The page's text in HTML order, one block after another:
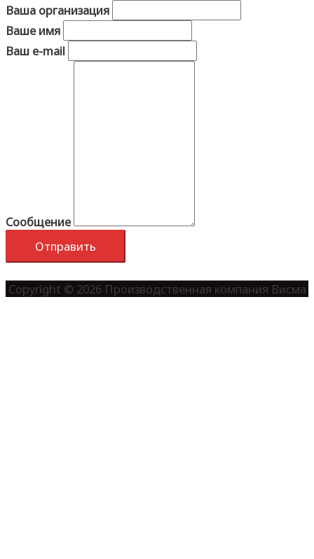
Ваша организация
Ваше имя
Ваш e-mail
Сообщение
Copyright © 2026 Производственная компания Висма